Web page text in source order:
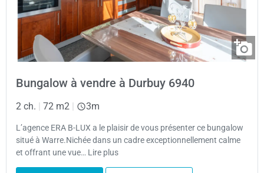
Bungalow à vendre à Durbuy 6940
2 ch. | 72 m2 | 3m
L’agence ERA B-LUX a le plaisir de vous présenter ce bungalow
situé à Warre.Nichée dans un cadre exceptionnellement calme
et offrant une vue… Lire plus